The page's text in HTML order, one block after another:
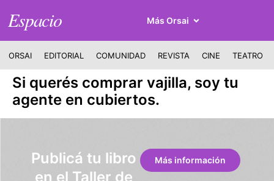
Espacio Más Orsai
ORSAI EDITORIAL COMUNIDAD REVISTA CINE TEATRO
Si querés comprar vajilla, soy tu
agente en cubiertos.
Publicá tu libro
en el Taller de
Más información